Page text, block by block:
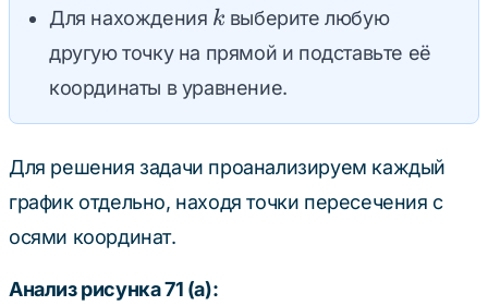
Для нахождения k
k выберите любую
другую точку на прямой и подставьте её
координаты в уравнение.
Для решения задачи проанализируем каждый
график отдельно, находя точки пересечения с
осями координат.
Анализ рисунка 71 (а):